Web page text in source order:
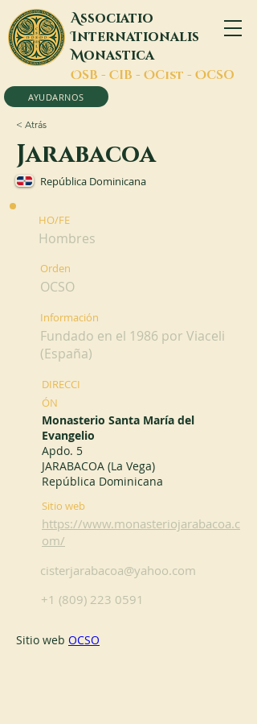
Associatio
Internationalis
Monastica
OSB - CIB - OCist - OCSO
AYUDARNOS
< Atrás
Jarabacoa
República Dominicana
HO/FE
Hombres
Orden
OCSO
Información
Fundado en el 1986 por Viaceli
(España)
DIRECCI
ÓN
Monasterio Santa María del
Evangelio
Apdo. 5
JARABACOA (La Vega)
República Dominicana
Sitio web
https://www.monasteriojarabacoa.c
om/
cisterjarabacoa@yahoo.com
+1 (809) 223 0591
Sitio web OCSO